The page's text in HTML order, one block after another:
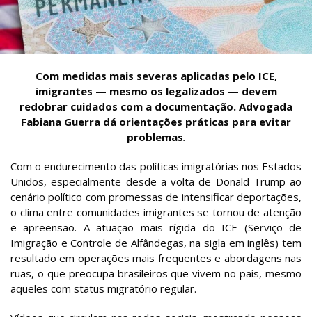
Com medidas mais severas aplicadas pelo ICE,
imigrantes — mesmo os legalizados — devem
redobrar cuidados com a documentação. Advogada
Fabiana Guerra dá orientações práticas para evitar
problemas.
Com o endurecimento das políticas imigratórias nos Estados
Unidos, especialmente desde a volta de Donald Trump ao
cenário político com promessas de intensificar deportações,
o clima entre comunidades imigrantes se tornou de atenção
e apreensão. A atuação mais rígida do ICE (Serviço de
Imigração e Controle de Alfândegas, na sigla em inglês) tem
resultado em operações mais frequentes e abordagens nas
ruas, o que preocupa brasileiros que vivem no país, mesmo
aqueles com status migratório regular.